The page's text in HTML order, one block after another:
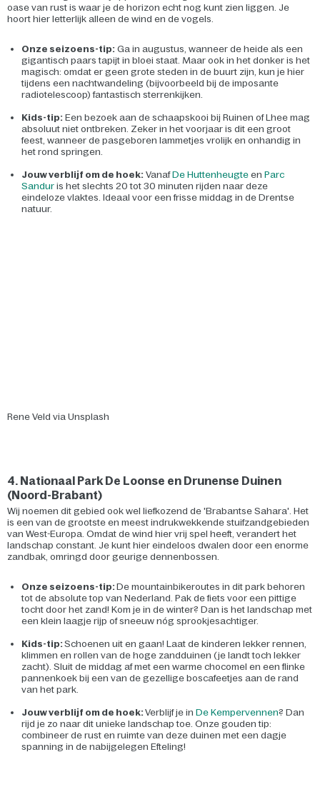
oase van rust is waar je de horizon echt nog kunt zien liggen. Je
hoort hier letterlijk alleen de wind en de vogels.
Onze seizoens-tip: Ga in augustus, wanneer de heide als een
gigantisch paars tapijt in bloei staat. Maar ook in het donker is het
magisch: omdat er geen grote steden in de buurt zijn, kun je hier
tijdens een nachtwandeling (bijvoorbeeld bij de imposante
radiotelescoop) fantastisch sterrenkijken.
Kids-tip: Een bezoek aan de schaapskooi bij Ruinen of Lhee mag
absoluut niet ontbreken. Zeker in het voorjaar is dit een groot
feest, wanneer de pasgeboren lammetjes vrolijk en onhandig in
het rond springen.
Jouw verblijf om de hoek: VanafDe Huttenheugte en Parc
Sandur is het slechts 20 tot 30 minuten rijden naar deze
eindeloze vlaktes. Ideaal voor een frisse middag in de Drentse
natuur.
Rene Veld via Unsplash
4. Nationaal Park De Loonse en Drunense Duinen
(Noord-Brabant)
Wij noemen dit gebied ook wel liefkozend de 'Brabantse Sahara'. Het
is een van de grootste en meest indrukwekkende stuifzandgebieden
van West-Europa. Omdat de wind hier vrij spel heeft, verandert het
landschap constant. Je kunt hier eindeloos dwalen door een enorme
zandbak, omringd door geurige dennenbossen.
Onze seizoens-tip:De mountainbikeroutes in dit park behoren
tot de absolute top van Nederland. Pak de fiets voor een pittige
tocht door het zand! Kom je in de winter? Dan is het landschap met
een klein laagje rijp of sneeuw nóg sprookjesachtiger.
Kids-tip:Schoenen uit en gaan! Laat de kinderen lekker rennen,
klimmen en rollen van de hoge zandduinen (je landt toch lekker
zacht). Sluit de middag af met een warme chocomel en een flinke
pannenkoek bij een van de gezellige boscafeetjes aan de rand
van het park.
Jouw verblijf om de hoek:Verblijf je in De Kempervennen? Dan
rijd je zo naar dit unieke landschap toe. Onze gouden tip:
combineer de rust en ruimte van deze duinen met een dagje
spanning in de nabijgelegen Efteling!